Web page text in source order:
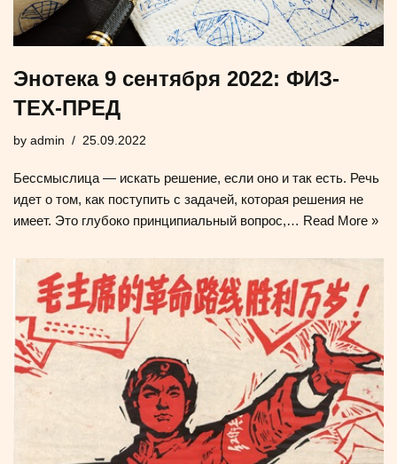
Энотека 9 сентября 2022: ФИЗ-
ТЕХ-ПРЕД
by admin 25.09.2022
Бессмыслица — искать решение, если оно и так есть. Речь
идет о том, как поступить с задачей, которая решения не
имеет. Это глубоко принципиальный вопрос,… Read More »